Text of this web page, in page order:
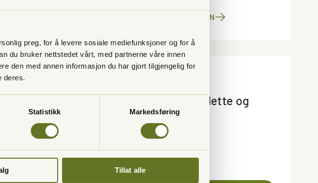
preg, for å levere sosiale mediefunksjoner og for å
du bruker nettstedet vårt, med partnerne våre innen
den med annen informasjon du har gjort tilgjengelig for
deres.
Statistikk Markedsføring
Tillat alle
TIL KLINIKKEN
OC Tannlegene Klette og
Race
ÅpentStenger kl 16:00
69205230